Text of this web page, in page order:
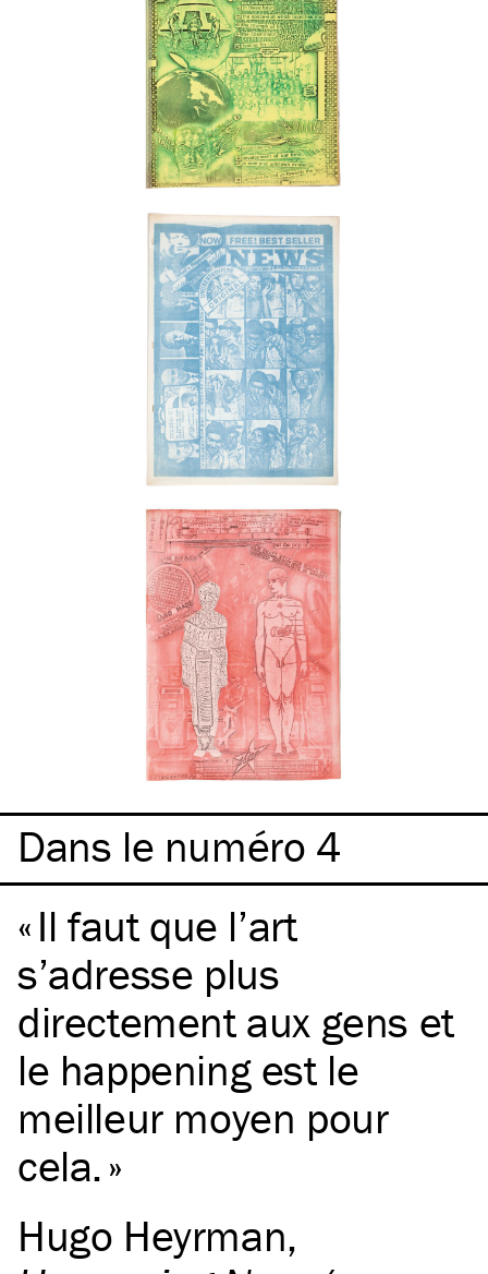
Dans le numéro 4
Il faut que l’art
s’adresse plus
directement aux gens et
le happening est le
meilleur moyen pour
cela.
Hugo Heyrman,